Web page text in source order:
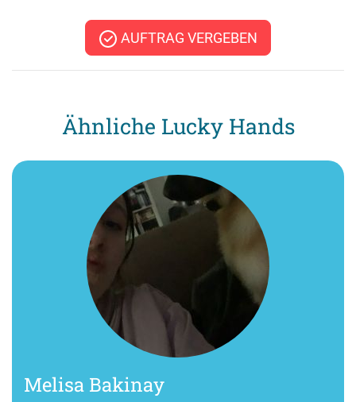
AUFTRAG VERGEBEN
Ähnliche Lucky Hands
Melisa Bakinay